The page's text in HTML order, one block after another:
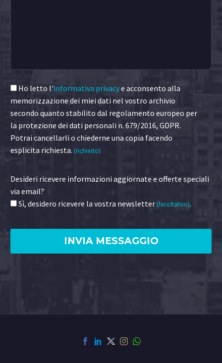
Ho letto l'informativa privacye acconsento alla
memorizzazione dei miei dati nel vostro archivio
secondo quanto stabilito dal regolamento europeo per
la protezione dei dati personali n. 679/2016, GDPR.
Potrai cancellarli o chiederne una copia facendo
esplicita richiesta. (richiesto)
Desideri ricevere informazioni aggiornate e offerte speciali
via email?
Sì, desidero ricevere la vostra newsletter(facoltativo).